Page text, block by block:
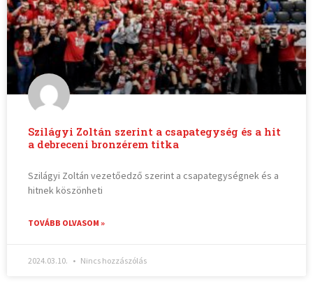
Szilágyi Zoltán szerint a csapategység és a hit
a debreceni bronzérem titka
Szilágyi Zoltán vezetőedző szerint a csapategységnek és a
hitnek köszönheti
TOVÁBB OLVASOM »
2024.03.10. Nincs hozzászólás